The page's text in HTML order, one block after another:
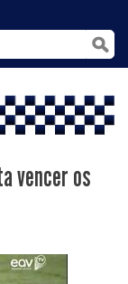
vencer os